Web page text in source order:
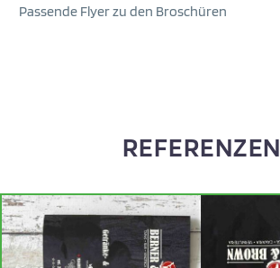
Passende Flyer zu den Broschüren
REFERENZEN